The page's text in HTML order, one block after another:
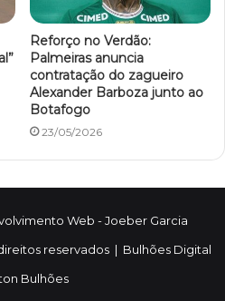
Reforço no Verdão:
Palmeiras anuncia
contratação do zagueiro
Alexander Barboza junto ao
Botafogo
23/05/2026
Web -Joeber Garcia
reservados | Bulhões Digital
Bulhões